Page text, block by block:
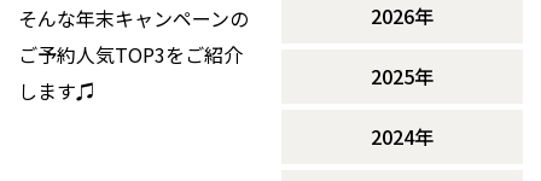
そんな年末キャンペーンの
ご予約人気TOP3をご紹介
します♫
2026年
2025年
2024年